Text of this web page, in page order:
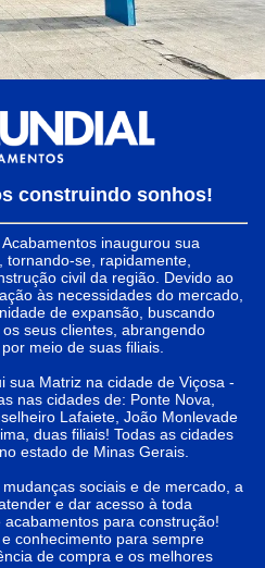
construindo sonhos!
inaugurou sua
tornando-se, rapidamente,
civil da região. Devido ao
às necessidades do mercado,
de expansão, buscando
seus clientes, abrangendo
meio de suas filiais.
sua Matriz na cidade de Viçosa -
nas cidades de: Ponte Nova,
Lafaiete, João Monlevade
duas filiais! Todas as cidades
estado de Minas Gerais.
sociais e de mercado, a
e dar acesso à toda
para construção!
conhecimento para sempre
de compra e os melhores